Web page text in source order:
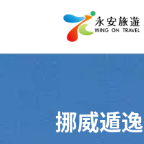
挪威遁